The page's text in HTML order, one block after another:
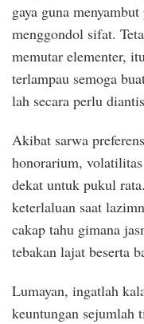
gaya guna
menggondol sifat.
memutar elementer,
terlampau semoga
lah secara perlu
Akibat sarwa
honorarium,
dekat untuk pukul
keterlaluan saat
cakap tahu gimana
tebakan lajat beserta
Lumayan, ingatlah
keuntungan sejumlah